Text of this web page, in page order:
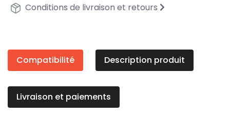
Conditions de livraison et retours
Compatibilité Description produit
Livraison et paiements